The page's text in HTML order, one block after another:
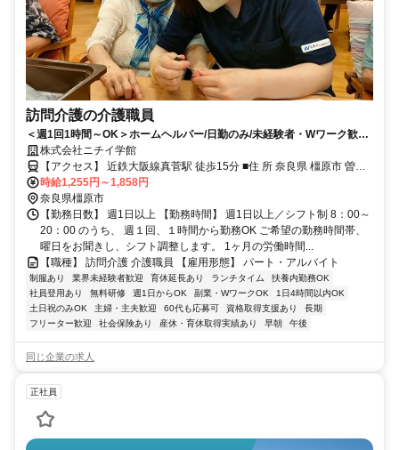
訪問介護の介護職員
＜週1回1時間～OK＞ホームヘルパー/日勤のみ/未経験者・Wワーク歓迎/
主夫・主婦パート/40代・50代活躍中！
株式会社ニチイ学館
【アクセス】 近鉄大阪線真菅駅 徒歩15分 ■住 所 奈良県 橿原市 曽我
町723-4 ■アクセス 近鉄大阪線真菅駅 徒歩15分
時給1,255円～1,858円
奈良県橿原市
【勤務日数】 週1日以上 【勤務時間】 週1日以上／シフト制 8：00～
20：00 のうち、 週１回、１時間から勤務OK ご希望の勤務時間帯、
曜日をお聞きし、シフト調整します。 1ヶ月の労働時間...
【職種】 訪問介護 介護職員 【雇用形態】 パート・アルバイト
制服あり 業界未経験者歓迎 育休延長あり ランチタイム
扶養内勤務OK
社員登用あり
無料研修 週1日からOK 副業・WワークOK
1日4時間以内OK
土日祝のみOK
主婦・主夫歓迎 60代も応募可 資格取得支援あり
長期
フリーター歓迎
社会保険あり 産休・育休取得実績あり 早朝 午後
同じ企業の求人
正社員